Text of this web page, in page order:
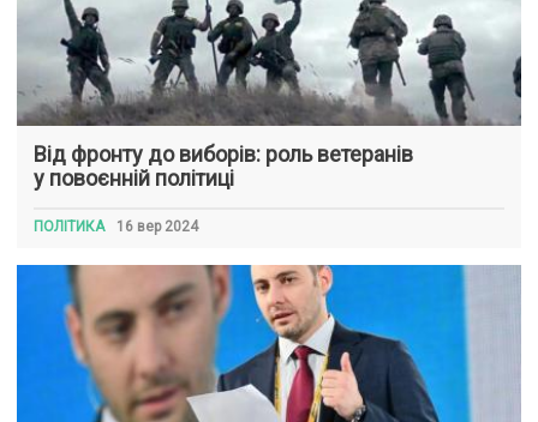
Від фронту до виборів: роль ветеранів
у повоєнній політиці
ПОЛІТИКА 16 вер 2024